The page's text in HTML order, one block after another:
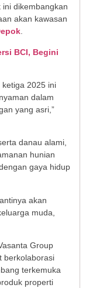
dikembangkan
akan kawasan
.
BCI, Begini
ketiga 2025 ini
dalam
yang asri,”
danau alami,
hunian
gaya hidup
akan
muda,
Group
berkolaborasi
terkemuka
properti